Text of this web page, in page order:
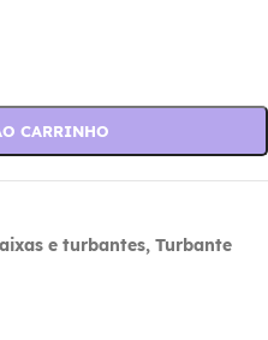
CARRINHO
e turbantes, Turbante